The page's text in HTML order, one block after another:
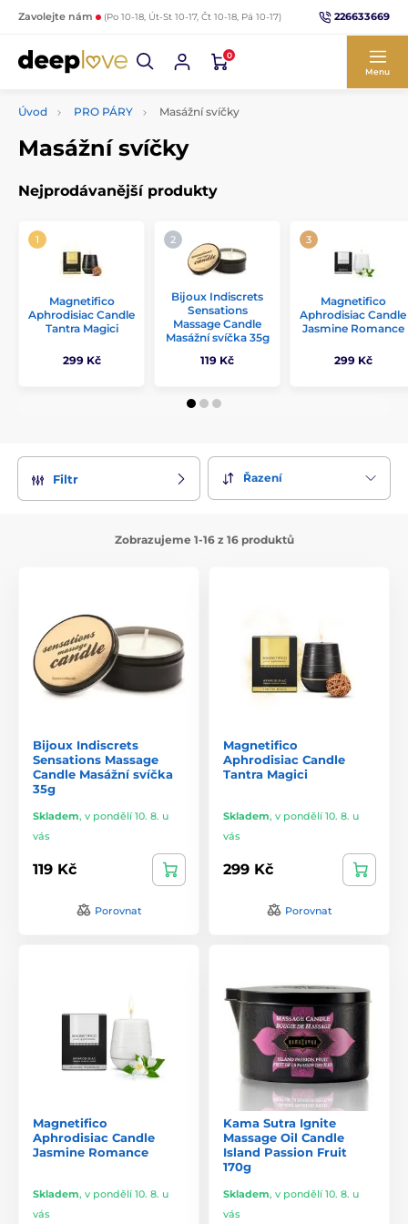
Zavolejte nám (Po 10-18, Út-St 10-17, Čt 10-18, Pá 10-17) 226633669
0
Menu
Úvod PRO PÁRY Masážní svíčky
Masážní svíčky
Nejprodávanější produkty
Magnetifico
Aphrodisiac Candle
Tantra Magici
299 Kč
Bijoux Indiscrets
Sensations
Massage Candle
Masážní svíčka 35g
119 Kč
Magnetifico
Aphrodisiac Candle
Jasmine Romance
299 Kč
Filtr Řazení
Zobrazujeme 1-16 z 16 produktů
Bijoux Indiscrets
Sensations Massage
Candle Masážní svíčka
35g
Skladem, v pondělí 10. 8. u
vás
119 Kč
Porovnat
Magnetifico
Aphrodisiac Candle
Tantra Magici
Skladem, v pondělí 10. 8. u
vás
299 Kč
Porovnat
Magnetifico
Aphrodisiac Candle
Jasmine Romance
Skladem, v pondělí 10. 8. u
vás
Kama Sutra Ignite
Massage Oil Candle
Island Passion Fruit
170g
Skladem, v pondělí 10. 8. u
vás